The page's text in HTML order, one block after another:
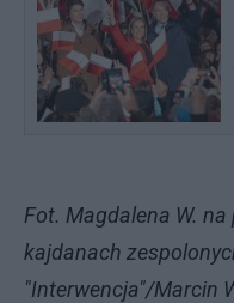
Fot. Magdalena W.
kajdanach
"Interwencja"/Marcin